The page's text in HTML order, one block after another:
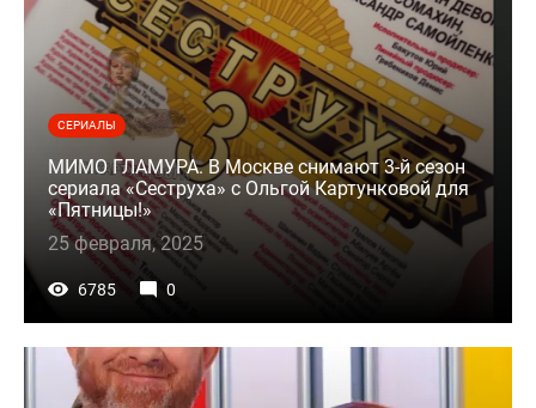
СЕРИАЛЫ
МИМО ГЛАМУРА. В Москве снимают 3-й сезон
сериала «Сеструха» с Ольгой Картунковой для
«Пятницы!»
25 февраля, 2025
6785 0